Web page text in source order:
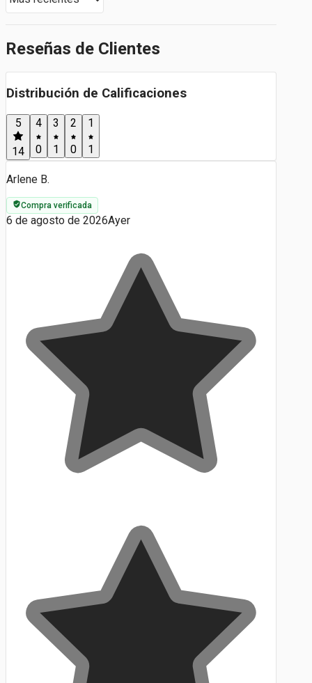
Reseñas de Clientes
Distribución de Calificaciones
5
14
4
0
3
1
2
0
1
1
Arlene B.
Compra verificada
6 de agosto de 2026Ayer